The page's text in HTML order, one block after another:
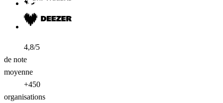
4,8/5
de note
moyenne
+450
organisations